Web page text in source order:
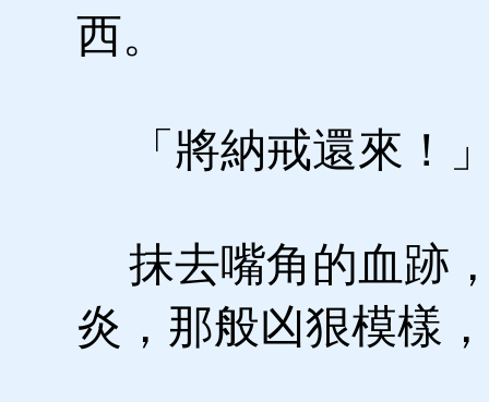
西。
「將納戒還來！
抹去嘴角的血跡
炎，那般凶狠模樣